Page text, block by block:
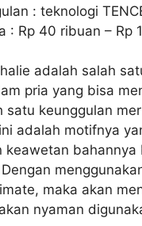
: teknologi
: Rp 40 ribuan – Rp
adalah salah
pria yang bisa
satu keunggulan
adalah motifnya
keawetan bahannya
maka akan
nyaman